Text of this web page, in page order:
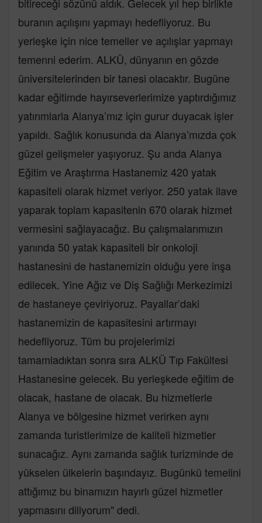
buranın açılışını yapmayı hedefliyoruz. Bu
yerleşke için nice temeller ve açılışlar yapmayı
temenni ederim. ALKÜ, dünyanın en gözde
üniversitelerinden bir tanesi olacaktır. Bugüne
kadar eğitimde hayırseverlerimize yaptırdığımız
yatırımlarla Alanya’mız için gurur duyacak işler
yapıldı. Sağlık konusunda da Alanya’mızda çok
güzel gelişmeler yaşıyoruz. Şu anda Alanya
Eğitim ve Araştırma Hastanemiz 420 yatak
kapasiteli olarak hizmet veriyor. 250 yatak ilave
yaparak toplam kapasitenin 670 olarak hizmet
vermesini sağlayacağız. Bu çalışmalarımızın
yanında 50 yatak kapasiteli bir onkoloji
hastanesini de hastanemizin olduğu yere inşa
edilecek. Yine Ağız ve Diş Sağlığı Merkezimizi
de hastaneye çeviriyoruz. Payallar’daki
hastanemizin de kapasitesini artırmayı
hedefliyoruz. Tüm bu projelerimizi
tamamladıktan sonra sıra ALKÜ Tıp Fakültesi
Hastanesine gelecek. Bu yerleşkede eğitim de
olacak, hastane de olacak. Bu hizmetlerle
Alanya ve bölgesine hizmet verirken aynı
zamanda turistlerimize de kaliteli hizmetler
sunacağız. Aynı zamanda sağlık turizminde de
yükselen ülkelerin başındayız. Bugünkü temelini
attığımız bu binamızın hayırlı güzel hizmetler
yapmasını diliyorum" dedi.